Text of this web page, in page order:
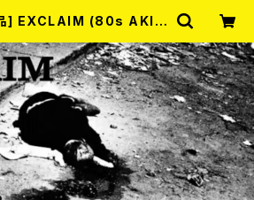
] EXCLAIM (80s AKIT
下旬～8月頃入荷予定!!
SHOP MISERY